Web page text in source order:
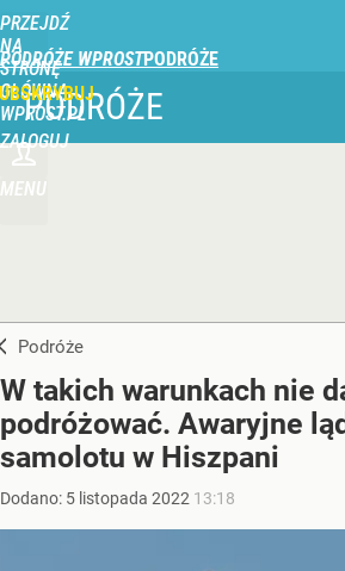
PRZEJDŹ
NA
STRONĘ
GŁÓWNĄ
WPROST.PL
PODRÓŻE WPROST
ZALOGUJ
MENU
PODRÓŻE
Podróże
W takich warunkach nie
podróżować. Awaryjne
samolotu w Hiszpani
Dodano: 5 listopada 2022 13:18